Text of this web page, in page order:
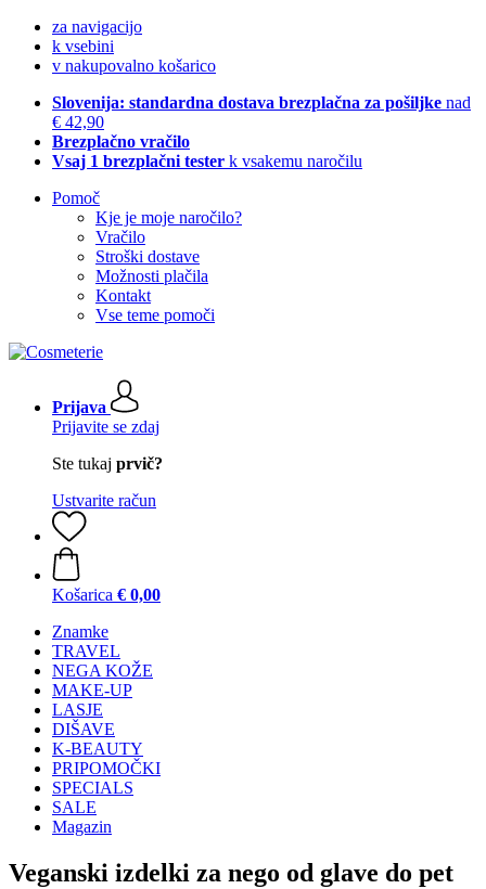
za navigacijo
k vsebini
v nakupovalno košarico
Slovenija: standardna dostava brezplačna za pošiljke nad
€ 42,90
Brezplačno vračilo
Vsaj 1 brezplačni tester k vsakemu naročilu
Pomoč
Kje je moje naročilo?
Vračilo
Stroški dostave
Možnosti plačila
Kontakt
Vse teme pomoči
Prijava
Prijavite se zdaj
Ste tukaj prvič?
Ustvarite račun
Košarica € 0,00
Znamke
TRAVEL
NEGA KOŽE
MAKE-UP
LASJE
DIŠAVE
K-BEAUTY
PRIPOMOČKI
SPECIALS
SALE
Magazin
Veganski izdelki za nego od glave do pet